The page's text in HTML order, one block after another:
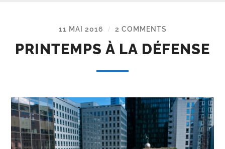
11 MAI 2016 / 2 COMMENTS
PRINTEMPS À LA DÉFENSE